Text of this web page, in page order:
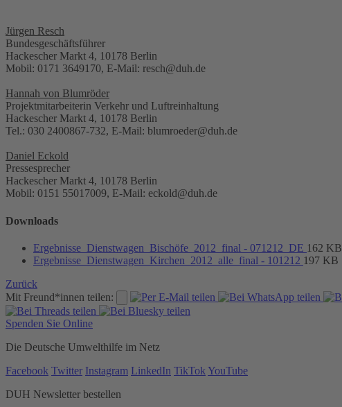
Jürgen Resch
Bundesgeschäftsführer
Hackescher Markt 4, 10178 Berlin
Mobil: 0171 3649170, E-Mail: resch@duh.de
Hannah von Blumröder
Projektmitarbeiterin Verkehr und Luftreinhaltung
Hackescher Markt 4, 10178 Berlin
Tel.: 030 2400867-732, E-Mail: blumroeder@duh.de
Daniel Eckold
Pressesprecher
Hackescher Markt 4, 10178 Berlin
Mobil: 0151 55017009, E-Mail: eckold@duh.de
Downloads
Ergebnisse_Dienstwagen_Bischöfe_2012_final - 071212_DE 162 KB
Ergebnisse_Dienstwagen_Kirchen_2012_alle_final - 101212 197 KB
Zurück
Mit Freund*innen teilen:
Spenden Sie Online
Die Deutsche Umwelthilfe im Netz
Facebook Twitter Instagram LinkedIn TikTok YouTube
DUH Newsletter bestellen